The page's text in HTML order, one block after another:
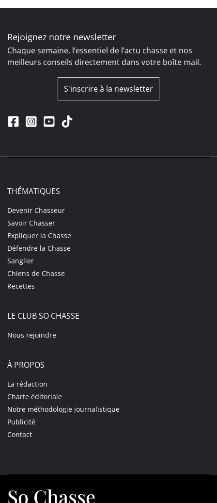
Rejoignez notre newsletter
Chaque semaine, l’essentiel de l’actu chasse et nos
meilleurs conseils directement dans votre boîte mail.
S'inscrire à la newsletter
THÉMATIQUES
Devenir Chasseur
Savoir Chasser
Expliquer la Chasse
Défendre la Chasse
Sanglier
Chiens de Chasse
Recettes
LE CLUB SO CHASSE
Nous rejoindre
À PROPOS
La rédaction
Charte éditoriale
Notre méthodologie journalistique
Publicité
Contact
So Chasse